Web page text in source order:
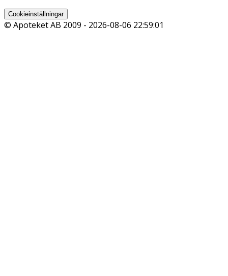
Cookieinställningar
© Apoteket AB 2009 - 2026-08-06 22:59:01